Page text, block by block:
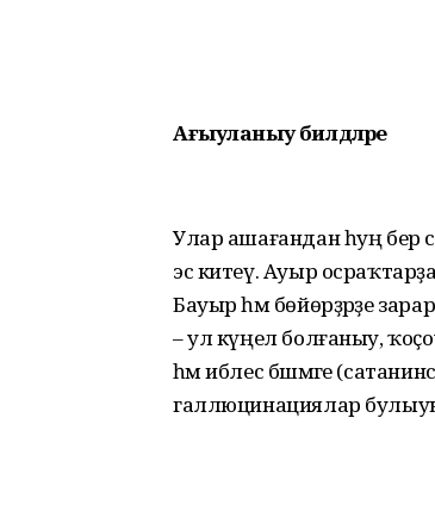
Ағыуланыу билдәләре
Улар ашағандан һуң бер
эс китеү. Ауыр
Бауыр һәм бөйөрҙәрҙе
– ул күңел болғаныу,
һәм иблес бәшмәге
галлюцинациялар